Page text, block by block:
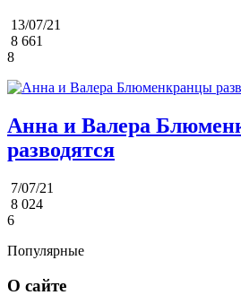
13/07/21
8 661
8
Анна и Валера
разводятся
7/07/21
8 024
6
Популярные
О сайте